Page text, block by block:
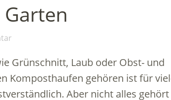
Grünschnitt, Laub oder Obst- und
Komposthaufen gehören ist für
Aber nicht alles